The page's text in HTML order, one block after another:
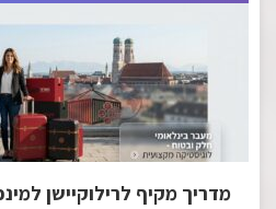
מדריך מקיף לרילוקיישן